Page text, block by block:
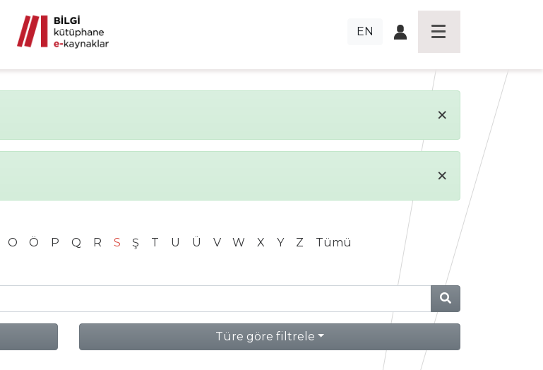
EN
×
×
O Ö P Q R S Ş T U Ü V W X Y Z Tümü
Türe göre filtrele